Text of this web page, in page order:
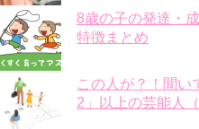
8歳の子の発達・
特徴まとめ
この人が？！聞い
2」以上の芸能人